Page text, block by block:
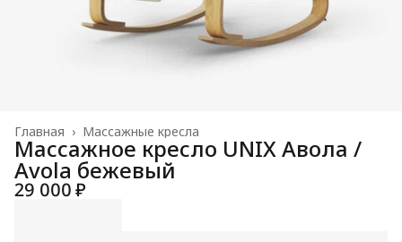
Массажные кресла
Главная ›
Массажное кресло UNIX Авола /
Avola бежевый
29 000 ₽